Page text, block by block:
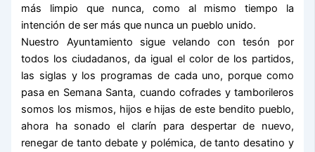
más limpio que nunca, como al mismo tiempo la
intención de ser más que nunca un pueblo unido.
Nuestro Ayuntamiento sigue velando con tesón por
todos los ciudadanos, da igual el color de los partidos,
las siglas y los programas de cada uno, porque como
pasa en Semana Santa, cuando cofrades y tamborileros
somos los mismos, hijos e hijas de este bendito pueblo,
ahora ha sonado el clarín para despertar de nuevo,
renegar de tanto debate y polémica, de tanto desatino y